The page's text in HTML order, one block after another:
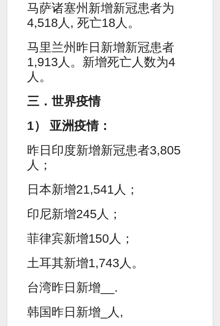
马萨诸塞州新增新冠患者为
4,518人, 死亡18人。
马里兰州昨日新增新冠患者
1,913人。新增死亡人数为4
人。
三．世界疫情
1） 亚洲疫情：
昨日印度新增新冠患者3,805
人；
日本新增21,541人；
印尼新增245人；
菲律宾新增150人；
土耳其新增1,743人。
台湾昨日新增__.
韩国昨日新增_人,